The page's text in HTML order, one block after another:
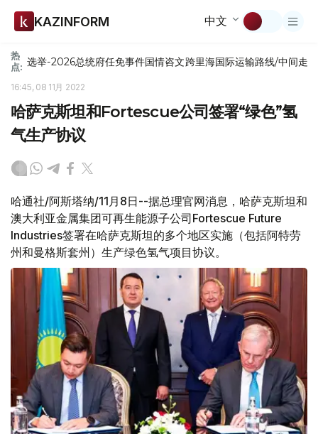
KAZINFORM 中文
热
点: 选举-2026总统府任免事件国情咨文跨里海国际运输路线/中间走廊
16:45, 08 11月 2022
哈萨克斯坦和Fortescue公司签署“绿色”氢
气生产协议
哈通社/阿斯塔纳/11月8日--据总理官网消息，哈萨克斯坦和
澳大利亚金属集团可再生能源子公司Fortescue Future
Industries签署在哈萨克斯坦的多个地区实施（包括阿特劳
州和曼格斯套州）生产绿色氢气项目协议。